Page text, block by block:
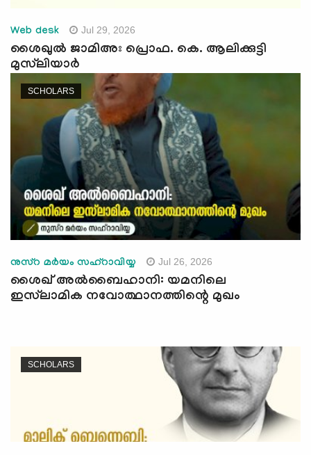
Web desk Jul 29, 2026
ശൈഖുൽ ജാമിഅഃ പ്രൊഫ. കെ. ആലിക്കുട്ടി
മുസ്‌ലിയാർ
SCHOLARS
നുസ്റ മർയം സഹ്റാവിയ്യ Jul 26, 2026
ശൈഖ് അൽബൈഹാനി: യമനിലെ
ഇസ്‍ലാമിക നവോത്ഥാനത്തിന്റെ മുഖം
SCHOLARS